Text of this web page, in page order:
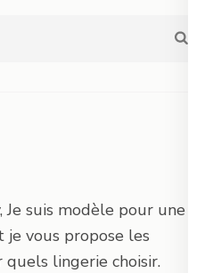
Je suis modèle pour une
vous propose les
lingerie choisir.